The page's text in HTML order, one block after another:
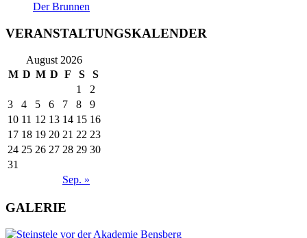
Der Brunnen
VERANSTALTUNGSKALENDER
August 2026
M D M D F S S
Sep. »
1
2
3
4 5 6 7 8
9
10 11 12 13 14 15 16
17 18 19 20 21 22 23
24 25 26 27 28 29 30
31
GALERIE